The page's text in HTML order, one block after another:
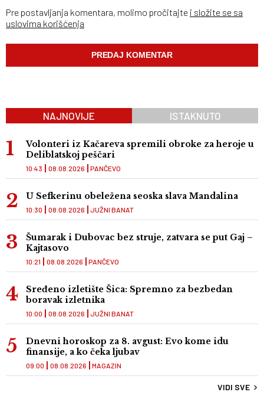
Pre postavljanja komentara, molimo pročitajte i složite se sa
uslovima korišćenja
NAJNOVIJE ISTAKNUTO
Volonteri iz Kačareva spremili obroke za heroje u
Deliblatskoj peščari
PANČEVO
10:43 08.08.2026
U Sefkerinu obeležena seoska slava Mandalina
JUŽNI BANAT
10:30 08.08.2026
Šumarak i Dubovac bez struje, zatvara se put Gaj –
Kajtasovo
PANČEVO
10:21 08.08.2026
Sređeno izletište Šica: Spremno za bezbedan
boravak izletnika
JUŽNI BANAT
10:00 08.08.2026
Dnevni horoskop za 8. avgust: Evo kome idu
finansije, a ko čeka ljubav
MAGAZIN
09:00 08.08.2026
VIDI SVE